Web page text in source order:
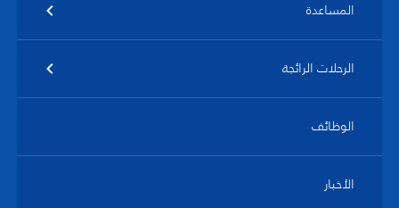
المساعدة
الرحلات الرائجة
الوظائف
الأخبار